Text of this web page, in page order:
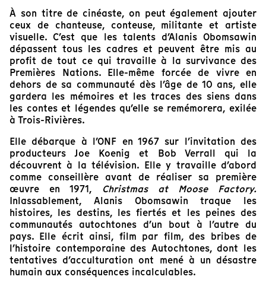
À son titre de cinéaste, on peut également ajouter
ceux de chanteuse, conteuse, militante et artiste
visuelle. C’est que les talents d’Alanis Obomsawin
dépassent tous les cadres et peuvent être mis au
profit de tout ce qui travaille à la survivance des
Premières Nations. Elle-même forcée de vivre en
dehors de sa communauté dès l’âge de 10 ans, elle
gardera les mémoires et les traces des siens dans
les contes et légendes qu’elle se remémorera, exilée
à Trois-Rivières.
Elle débarque à l’ONF en 1967 sur l’invitation des
producteurs Joe Koenig et Bob Verrall qui la
découvrent à la télévision. Elle y travaille d’abord
comme conseillère avant de réaliser sa première
œuvre en 1971,
Christmas at Moose Factory.
Inlassablement, Alanis Obomsawin traque les
histoires, les destins, les fiertés et les peines des
communautés autochtones d’un bout à l’autre du
pays. Elle écrit ainsi, film par film, des bribes de
l’histoire contemporaine des Autochtones, dont les
tentatives d’acculturation ont mené à un désastre
humain aux conséquences incalculables.